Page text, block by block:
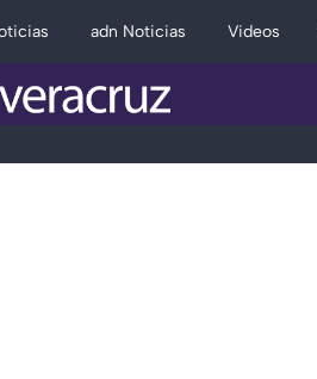
adn Noticias Videos